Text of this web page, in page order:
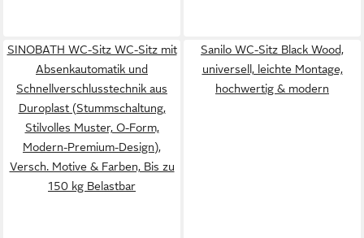
SINOBATH WC-Sitz WC-Sitz mit
Absenkautomatik und
Schnellverschlusstechnik aus
Duroplast (Stummschaltung,
Stilvolles Muster, O-Form,
Modern-Premium-Design),
Versch. Motive & Farben, Bis zu
150 kg Belastbar
Sanilo WC-Sitz Black Wood,
universell, leichte Montage,
hochwertig & modern